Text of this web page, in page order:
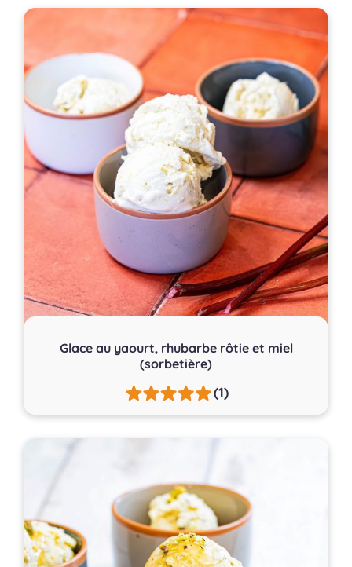
Glace au yaourt, rhubarbe rôtie et miel
(sorbetière)
(1)